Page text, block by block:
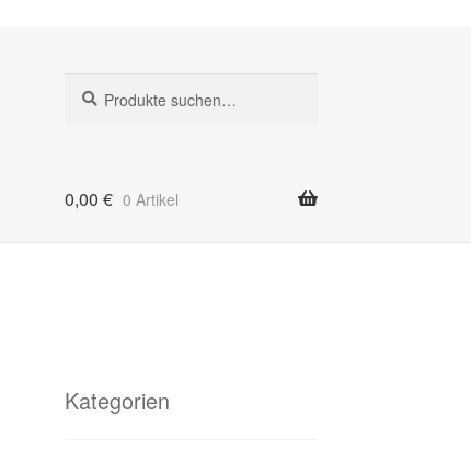
nach:
0,00 € 0 Artikel
Kategorien